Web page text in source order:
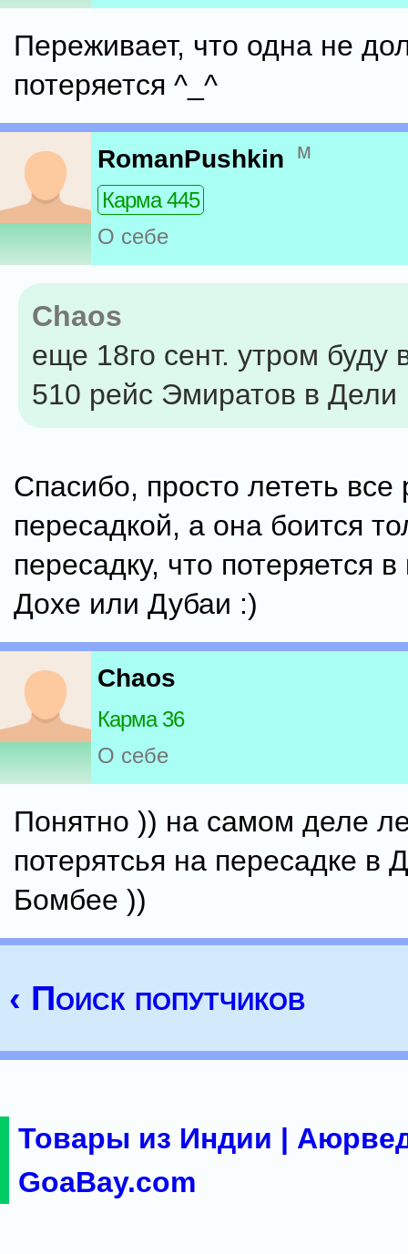
Переживает, что одна не
потеряется ^_^
RomanPushkin м
Карма 445
О себе
Chaos
еще 18го сент. утром буду
510 рейс Эмиратов в Дели
Спасибо, просто лететь все
пересадкой, а она боится
пересадку, что потеряется
Дохе или Дубаи :)
Chaos
Карма 36
О себе
Понятно )) на самом деле
потерятсья на пересадке в
Бомбее ))
‹ Поиск попутчиков
Товары из Индии |
GoaBay.com